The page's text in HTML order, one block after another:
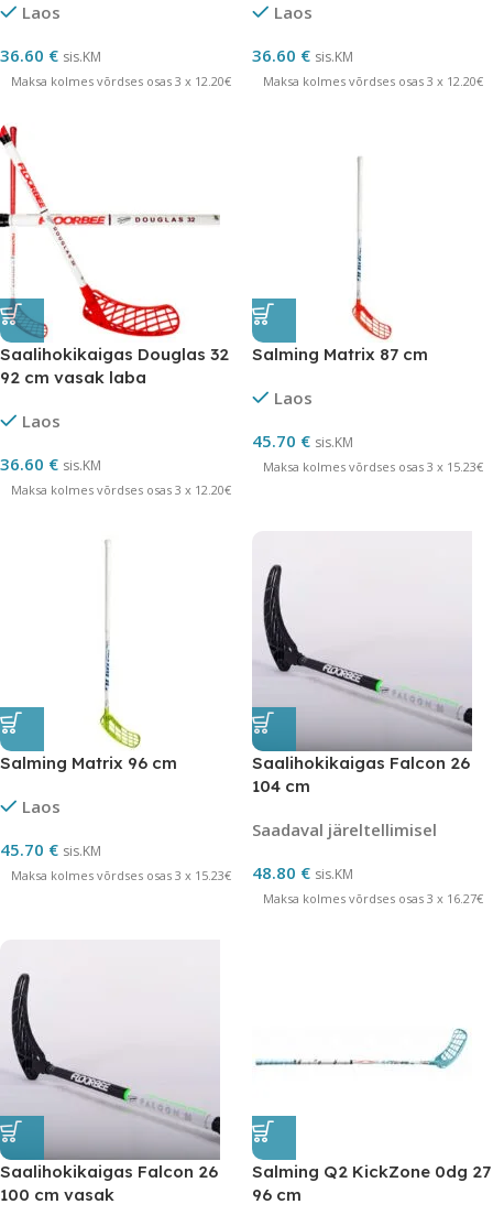
Laos
36.60 € sis.KM
Maksa kolmes võrdses osas 3 x 12.20€
Laos
36.60 € sis.KM
Maksa kolmes võrdses osas 3 x 12.20€
Saalihokikaigas Douglas 32
92 cm vasak laba
Laos
36.60 € sis.KM
Maksa kolmes võrdses osas 3 x 12.20€
Salming Matrix 87 cm
Laos
45.70 € sis.KM
Maksa kolmes võrdses osas 3 x 15.23€
Salming Matrix 96 cm
Laos
45.70 € sis.KM
Maksa kolmes võrdses osas 3 x 15.23€
Saalihokikaigas Falcon 26
104 cm
Saadaval järeltellimisel
48.80 € sis.KM
Maksa kolmes võrdses osas 3 x 16.27€
Saalihokikaigas Falcon 26
100 cm vasak
Salming Q2 KickZone 0dg 27
96 cm